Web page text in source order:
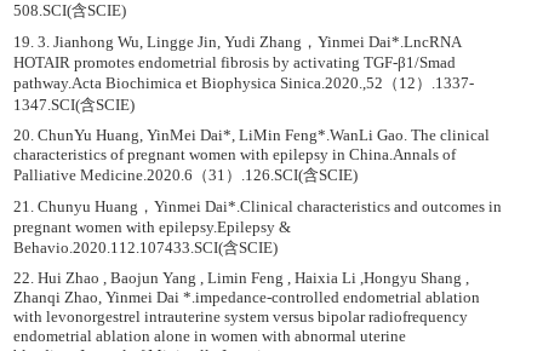
508.SCI(含SCIE)
19. 3. Jianhong Wu, Lingge Jin, Yudi Zhang，Yinmei Dai*.LncRNA
HOTAIR promotes endometrial fibrosis by activating TGF-β1/Smad
pathway.Acta Biochimica et Biophysica Sinica.2020.,52（12）.1337-
1347.SCI(含SCIE)
20. ChunYu Huang, YinMei Dai*, LiMin Feng*.WanLi Gao. The clinical
characteristics of pregnant women with epilepsy in China.Annals of
Palliative Medicine.2020.6（31）.126.SCI(含SCIE)
21. Chunyu Huang，Yinmei Dai*.Clinical characteristics and outcomes in
pregnant women with epilepsy.Epilepsy &
Behavio.2020.112.107433.SCI(含SCIE)
22. Hui Zhao , Baojun Yang , Limin Feng , Haixia Li ,Hongyu Shang ,
Zhanqi Zhao, Yinmei Dai *.impedance-controlled endometrial ablation
with levonorgestrel intrauterine system versus bipolar radiofrequency
endometrial ablation alone in women with abnormal uterine